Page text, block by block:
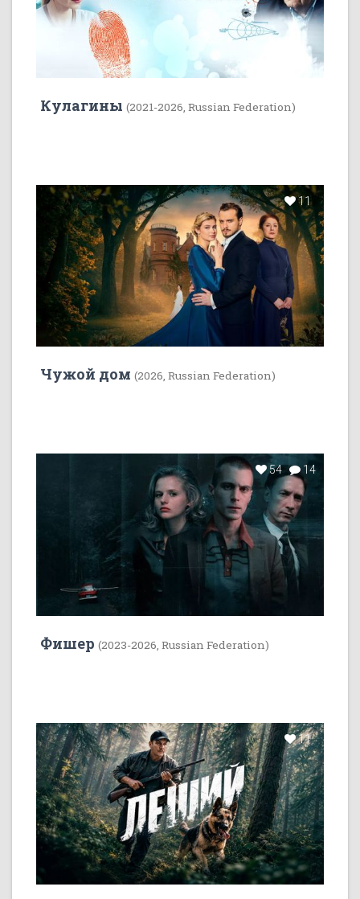
Кулагины (2021-2026, Russian Federation)
11
Чужой дом (2026, Russian Federation)
54 14
Фишер (2023-2026, Russian Federation)
11